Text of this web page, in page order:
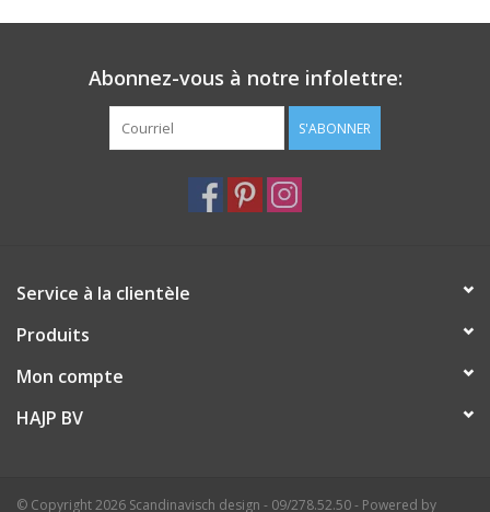
Abonnez-vous à notre infolettre:
S'ABONNER
Service à la clientèle
Produits
Mon compte
HAJP BV
© Copyright 2026 Scandinavisch design - 09/278.52.50 - Powered by